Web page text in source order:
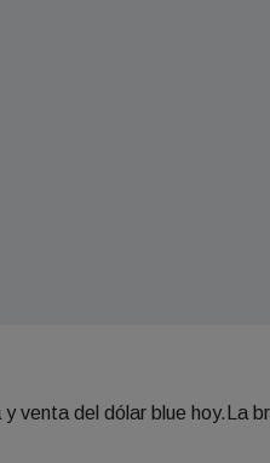
venta del dólar blue hoy.La